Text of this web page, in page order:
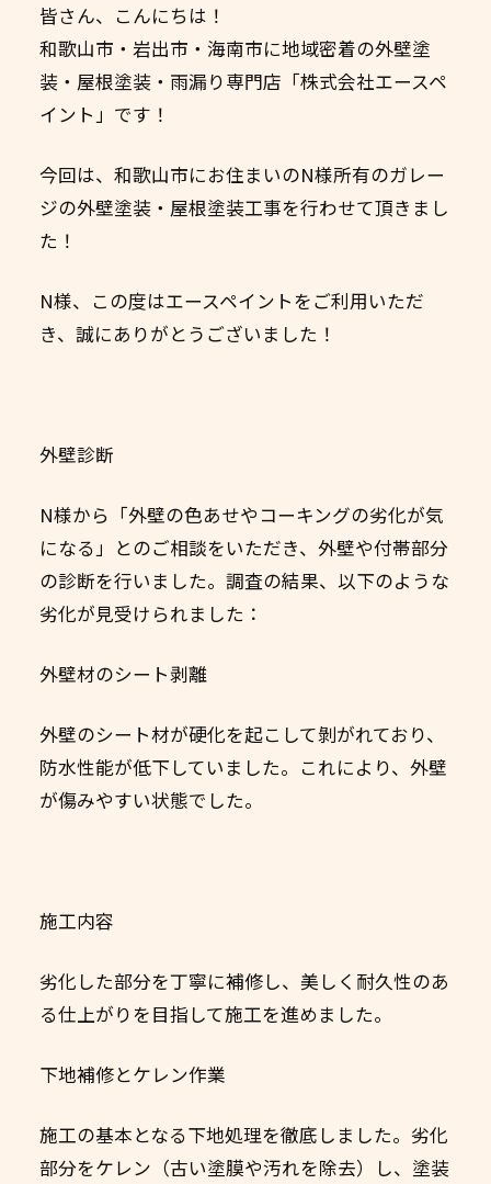
皆さん、こんにちは！
和歌山市・岩出市・海南市に地域密着の外壁塗
装・屋根塗装・雨漏り専門店「株式会社エースペ
イント」です！
今回は、和歌山市にお住まいのN様所有のガレー
ジの外壁塗装・屋根塗装工事を行わせて頂きまし
た！
N様、この度はエースペイントをご利用いただ
き、誠にありがとうございました！
外壁診断
N様から「外壁の色あせやコーキングの劣化が気
になる」とのご相談をいただき、外壁や付帯部分
の診断を行いました。調査の結果、以下のような
劣化が見受けられました：
外壁材のシート剥離
外壁のシート材が硬化を起こして剝がれており、
防水性能が低下していました。これにより、外壁
が傷みやすい状態でした。
施工内容
劣化した部分を丁寧に補修し、美しく耐久性のあ
る仕上がりを目指して施工を進めました。
下地補修とケレン作業
施工の基本となる下地処理を徹底しました。劣化
部分をケレン（古い塗膜や汚れを除去）し、塗装